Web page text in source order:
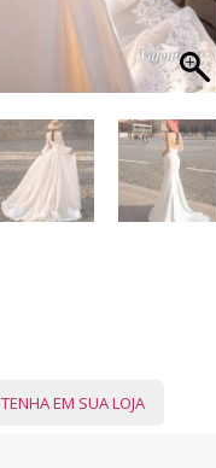
TENHA EM SUA LOJA